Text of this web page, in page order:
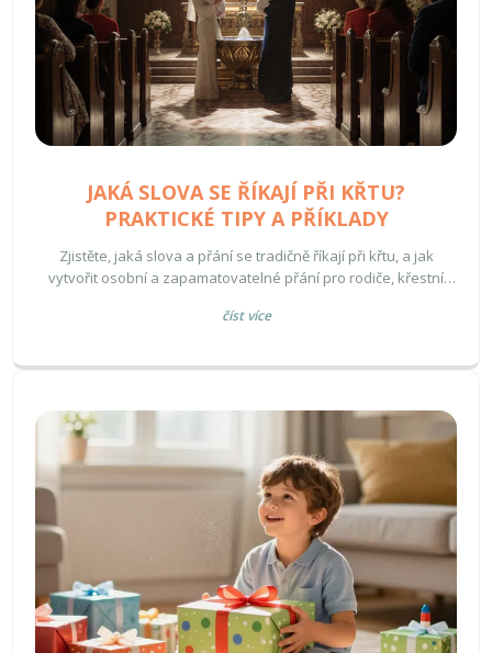
JAKÁ SLOVA SE ŘÍKAJÍ PŘI KŘTU?
PRAKTICKÉ TIPY A PŘÍKLADY
Zjistěte, jaká slova a přání se tradičně říkají při křtu, a jak
vytvořit osobní a zapamatovatelné přání pro rodiče, křestní
číst více